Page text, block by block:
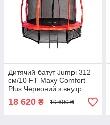
Дитячий батут Jumpi 312
см/10 FT Maxy Comfort
Plus Червоний з внутр.
18 620 ₴ 19 600 ₴